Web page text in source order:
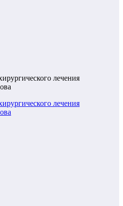
лечения
лечения